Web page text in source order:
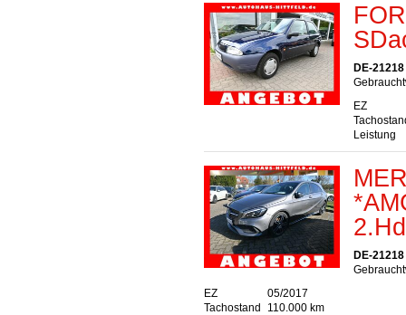
DE-
EZ
Leistung
DE-
EZ
05/2017
Tachostand
110.000 km